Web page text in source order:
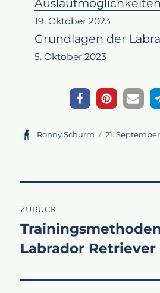
Auslaufmöglichkeiten
19. Oktober 2023
Grundlagen der
5. Oktober 2023
Autor
Ronny Schurm
Veröffentlicht
21.
ZURÜCK
Vorheriger
Beitrag:
Labrador